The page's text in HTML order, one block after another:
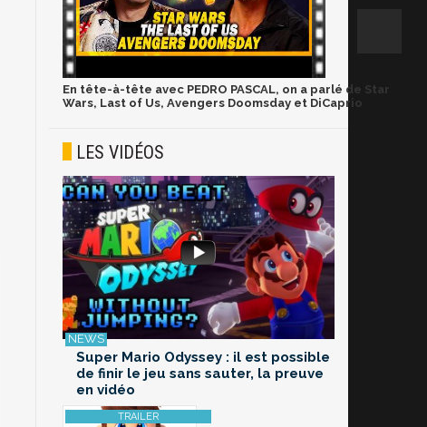
En tête-à-tête avec PEDRO PASCAL, on a parlé de Star
Wars, Last of Us, Avengers Doomsday et DiCaprio
LES VIDÉOS
Super Mario Odyssey : il est possible
de finir le jeu sans sauter, la preuve
en vidéo